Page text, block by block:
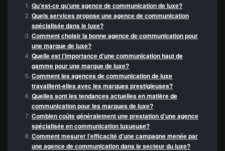
Qu’est-ce qu’une agence de communication de luxe?
Quels services propose une agence de communication
spécialisée dans le luxe?
Comment choisir la bonne agence de communication pour
une marque de luxe?
Quelle est l’importance d’une communication haut de
gamme pour une marque de luxe?
Comment les agences de communication de luxe
travaillent-elles avec les marques prestigieuses?
Quelles sont les tendances actuelles en matière de
communication pour les marques de luxe?
Combien coûte généralement une prestation d’une agence
spécialisée en communication luxueuse?
Comment mesurer l’efficacité d’une campagne menée par
une agence de communication dans le secteur du luxe?